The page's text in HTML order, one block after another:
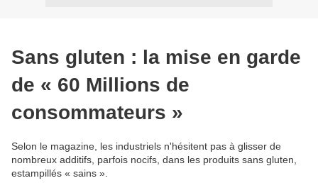
Sans gluten : la mise en garde
de « 60 Millions de
consommateurs »
Selon le magazine, les industriels n'hésitent pas à glisser de
nombreux additifs, parfois nocifs, dans les produits sans gluten,
estampillés « sains ».